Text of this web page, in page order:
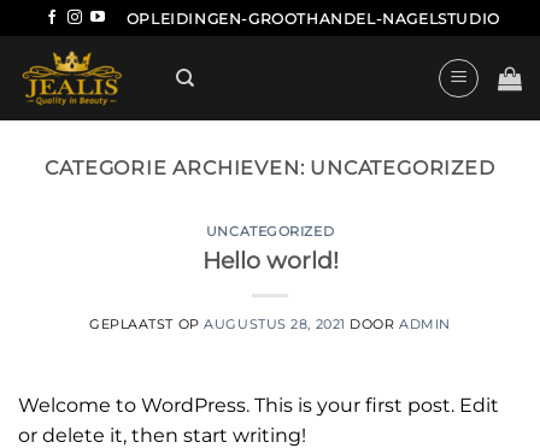
naar
inhoud
OPLEIDINGEN-GROOTHANDEL-NAGELSTUDIO
CATEGORIE ARCHIEVEN: UNCATEGORIZED
UNCATEGORIZED
Hello world!
GEPLAATST OPAUGUSTUS 28, 2021 DOORADMIN
Welcome to WordPress. This is your first post. Edit
or delete it, then start writing!